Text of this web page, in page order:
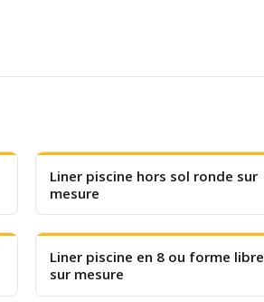
Liner piscine hors sol ronde sur
mesure
Liner piscine en 8 ou forme libre
sur mesure